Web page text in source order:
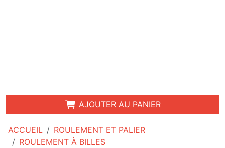
ACCUEIL
ROULEMENT ET PALIER
ROULEMENT À BILLES
AJOUTER AU PANIER